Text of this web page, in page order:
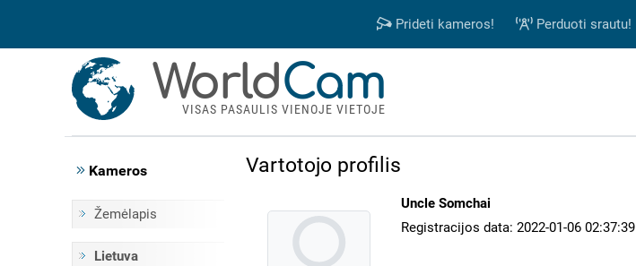
Prideti kameros! Perduoti srautu!
WorldCam
VISAS PASAULIS VIENOJE VIETOJE
Kameros
Žemėlapis
Lietuva
Vartotojo profilis
Uncle Somchai
Registracijos data: 2022-01-06 02:37:39